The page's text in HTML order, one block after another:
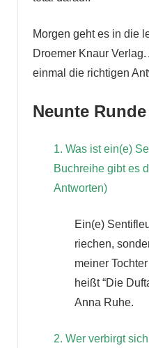
Morgen geht es in die
Droemer Knaur
einmal die richtigen
Neunte
1. Was ist ein(e)
Buchreihe gibt es
Antworten)
Ein(e)
riechen,
meiner
heißt “Die
Anna Ruhe.
2. Wer verbirgt